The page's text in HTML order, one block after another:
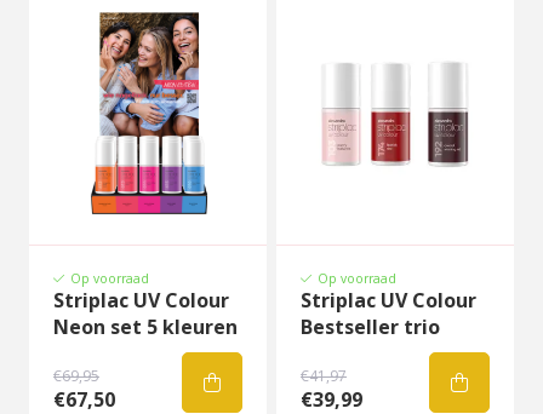
Op voorraad
Striplac UV Colour
Neon set 5 kleuren
€69,95
€67,50
Op voorraad
Striplac UV Colour
Bestseller trio
€41,97
€39,99